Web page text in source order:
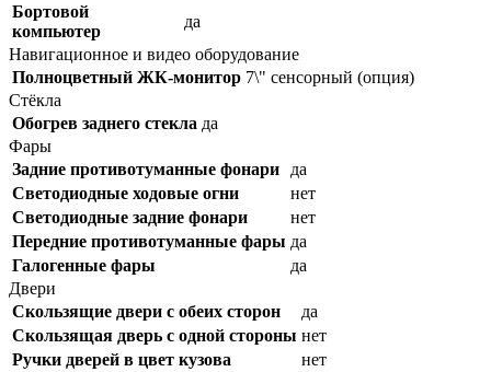
Бортовой
компьютер
да
Навигационное и видео оборудование
Полноцветный ЖК-монитор 7\" сенсорный (опция)
Стёкла
Обогрев заднего стекла да
Фары
Задние противотуманные фонари
да
Светодиодные ходовые огни
нет
Cветодиодные задние фонари
нет
Передние противотуманные фары да
Галогенные фары
да
Двери
Скользящие двери с обеих сторон
да
Скользящая дверь с одной стороны нет
Ручки дверей в цвет кузова
нет